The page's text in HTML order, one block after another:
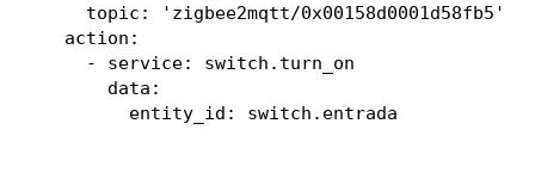
topic: 'zigbee2mqtt/
- service:
          entity_id: switch.entrada